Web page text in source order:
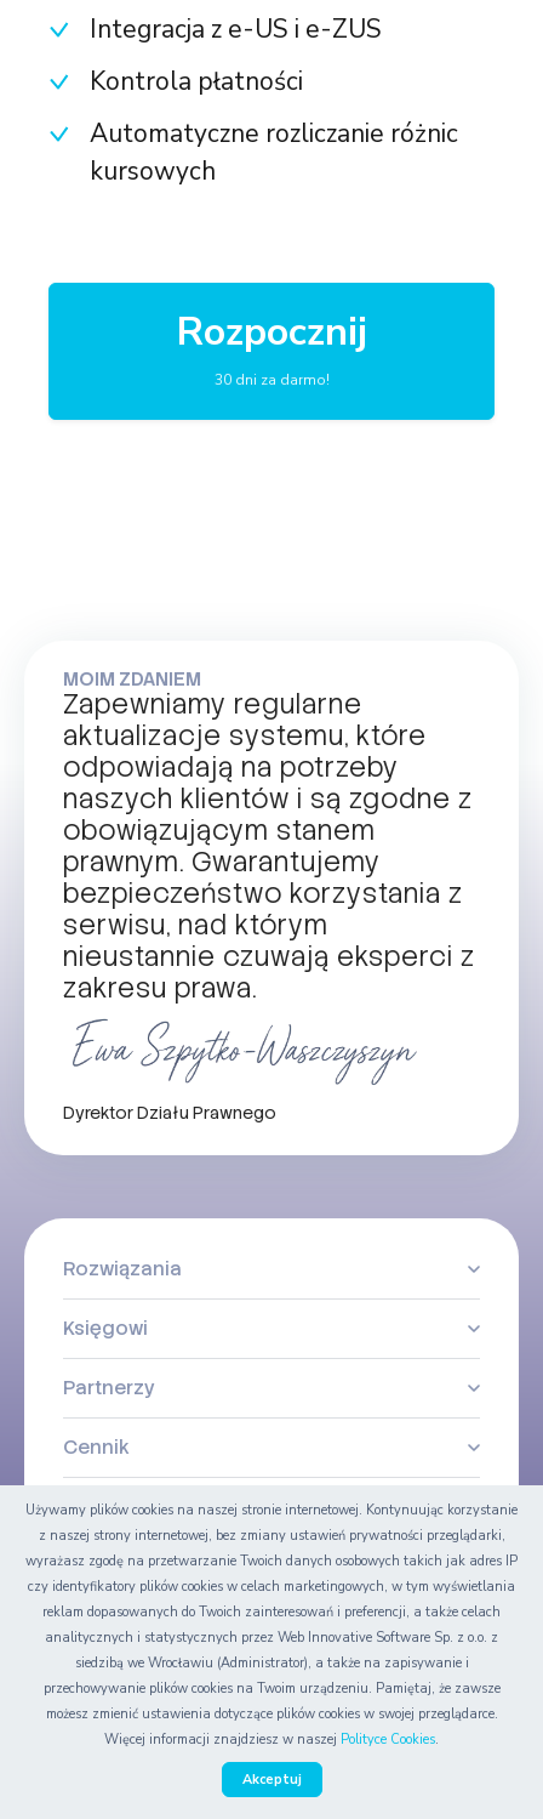
Integracja z e-US i e-ZUS
Kontrola płatności
Automatyczne rozliczanie różnic
kursowych
Rozpocznij
30 dni za darmo!
MOIM ZDANIEM
Zapewniamy regularne
aktualizacje systemu, które
odpowiadają na potrzeby
naszych klientów i są zgodne z
obowiązującym stanem
prawnym. Gwarantujemy
bezpieczeństwo korzystania z
serwisu, nad którym
nieustannie czuwają eksperci z
zakresu prawa.
Dyrektor Działu Prawnego
Rozwiązania
Księgowi
Partnerzy
Cennik
Blog
Pomoc i wiedza
Kontakt
Istotne informacje
Tematy artykułów
Urlopy wypoczynkoweefektywne biuro rachunkowe
indywidualne konto bankowe
Używamy plików cookies na naszej stronie internetowej. Kontynuując korzystanie
z naszej strony internetowej, bez zmiany ustawień prywatności przeglądarki,
wyrażasz zgodę na przetwarzanie Twoich danych osobowych takich jak adres IP
czy identyfikatory plików cookies w celach marketingowych, w tym wyświetlania
reklam dopasowanych do Twoich zainteresowań i preferencji, a także celach
analitycznych i statystycznych przez Web Innovative Software Sp. z o.o. z
siedzibą we Wrocławiu (Administrator), a także na zapisywanie i
przechowywanie plików cookies na Twoim urządzeniu. Pamiętaj, że zawsze
możesz zmienić ustawienia dotyczące plików cookies w swojej przeglądarce.
Więcej informacji znajdziesz w naszej Polityce Cookies.
Akceptuj